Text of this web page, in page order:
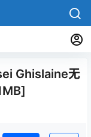
Ghislaine无